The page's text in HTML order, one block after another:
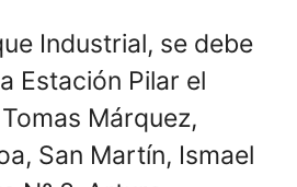
Industrial, se debe
Estación Pilar el
Márquez,
San Martín, Ismael